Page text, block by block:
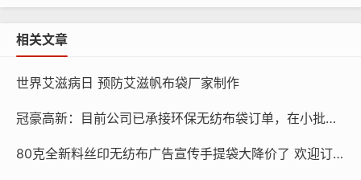
因此人们开始寻找塑料袋的替代品，目前比较流行的包括
无纺布袋、纸袋、生物降解塑料袋等。其中，
涤，可印刷广告等特点，一时间，成为街头的一道风景。
相关文章
世界艾滋病日 预防艾滋帆布袋厂家制作
冠豪高新：目前公司已承接环保无纺布袋订单，在小批量生产
80克全新料丝印无纺布广告宣传手提袋大降价了 欢迎订做 货发全国